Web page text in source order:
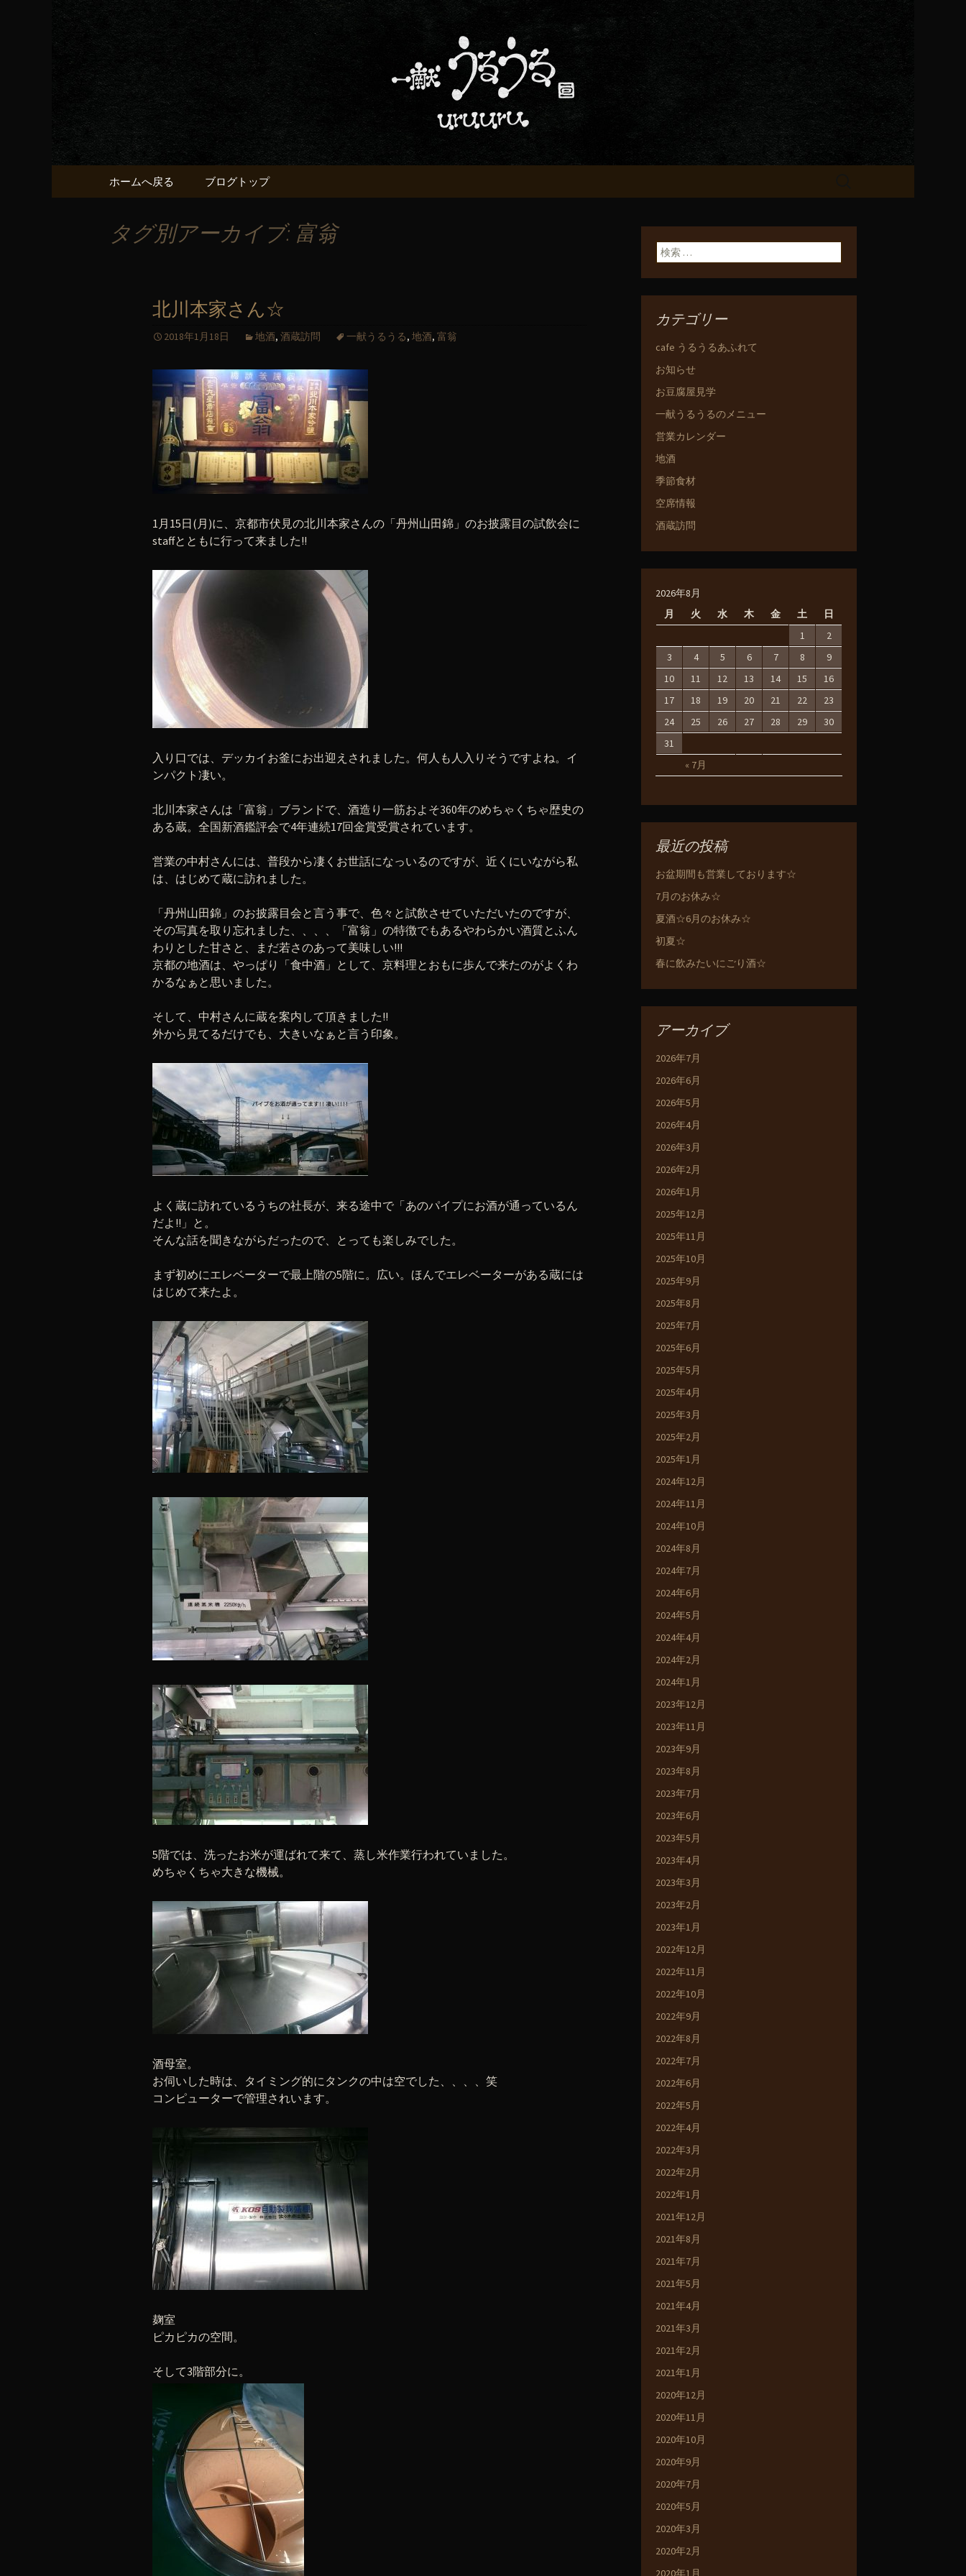
京都・五条でおいしい地酒が飲める「一
献うるうる」のブログ
京都・五条烏丸の町屋居酒屋「一献うるうる」からのお知らせ
コンテンツへ移動
ホームへ戻る ブログトップ
タグ別アーカイブ: 富翁
北川本家さん☆
2018年1月18日 地酒, 酒蔵訪問 一献うるうる, 地酒, 富翁
1月15日(月)に、京都市伏見の北川本家さんの「丹州山田錦」のお披露目の試飲会に
staffとともに行って来ました!!
入り口では、デッカイお釜にお出迎えされました。何人も人入りそうですよね。イ
ンパクト凄い。
北川本家さんは「富翁」ブランドで、酒造り一筋およそ360年のめちゃくちゃ歴史の
ある蔵。全国新酒鑑評会で4年連続17回金賞受賞されています。
営業の中村さんには、普段から凄くお世話になっいるのですが、近くにいながら私
は、はじめて蔵に訪れました。
「丹州山田錦」のお披露目会と言う事で、色々と試飲させていただいたのですが、
その写真を取り忘れました、、、、「富翁」の特徴でもあるやわらかい酒質とふん
わりとした甘さと、まだ若さのあって美味しい!!!
京都の地酒は、やっぱり「食中酒」として、京料理とおもに歩んで来たのがよくわ
かるなぁと思いました。
そして、中村さんに蔵を案内して頂きました!!
外から見てるだけでも、大きいなぁと言う印象。
よく蔵に訪れているうちの社長が、来る途中で「あのパイプにお酒が通っているん
だよ!!」と。
そんな話を聞きながらだったので、とっても楽しみでした。
まず初めにエレベーターで最上階の5階に。広い。ほんでエレベーターがある蔵には
はじめて来たよ。
5階では、洗ったお米が運ばれて来て、蒸し米作業行われていました。
めちゃくちゃ大きな機械。
酒母室。
お伺いした時は、タイミング的にタンクの中は空でした、、、、笑
コンピューターで管理されいます。
麹室
ピカピカの空間。
そして3階部分に。
検索:
カテゴリー
cafe うるうるあふれて
お知らせ
お豆腐屋見学
一献うるうるのメニュー
営業カレンダー
地酒
季節食材
空席情報
酒蔵訪問
2026年8月
月
火 水 木 金 土 日
« 7月
1
2
3
4 5 6 7 8
9
10
11 12 13 14 15
16
17
18 19 20 21 22
23
24
25 26 27 28 29
30
31
最近の投稿
お盆期間も営業しております☆
7月のお休み☆
夏酒☆6月のお休み☆
初夏☆
春に飲みたいにごり酒☆
アーカイブ
2026年7月
2026年6月
2026年5月
2026年4月
2026年3月
2026年2月
2026年1月
2025年12月
2025年11月
2025年10月
2025年9月
2025年8月
2025年7月
2025年6月
2025年5月
2025年4月
2025年3月
2025年2月
2025年1月
2024年12月
2024年11月
2024年10月
2024年8月
2024年7月
2024年6月
2024年5月
2024年4月
2024年2月
2024年1月
2023年12月
2023年11月
2023年9月
2023年8月
2023年7月
2023年6月
2023年5月
2023年4月
2023年3月
2023年2月
2023年1月
2022年12月
2022年11月
2022年10月
2022年9月
2022年8月
2022年7月
2022年6月
2022年5月
2022年4月
2022年3月
2022年2月
2022年1月
2021年12月
2021年8月
2021年7月
2021年5月
2021年4月
2021年3月
2021年2月
2021年1月
2020年12月
2020年11月
2020年10月
2020年9月
2020年7月
2020年5月
2020年3月
2020年2月
2020年1月